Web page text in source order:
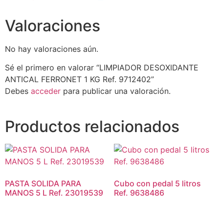
Valoraciones
No hay valoraciones aún.
Sé el primero en valorar “LIMPIADOR DESOXIDANTE
ANTICAL FERRONET 1 KG Ref. 9712402”
Debes acceder para publicar una valoración.
Productos relacionados
PASTA SOLIDA PARA
MANOS 5 L Ref. 23019539
Cubo con pedal 5 litros
Ref. 9638486